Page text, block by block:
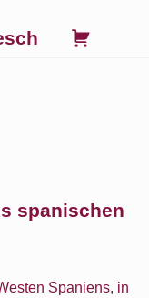
spanischen
Spaniens, in